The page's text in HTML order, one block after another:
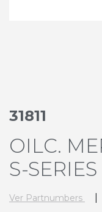
31811
OILC.
S-
Ver Partnumbers